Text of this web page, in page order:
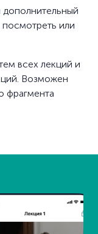
дополнительный
или
всех лекций и
Возможен
фрагмента